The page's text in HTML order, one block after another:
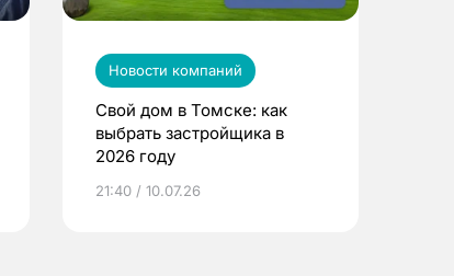
Новости компаний
Свой дом в Томске: как
выбрать застройщика в
2026 году
21:40 / 10.07.26